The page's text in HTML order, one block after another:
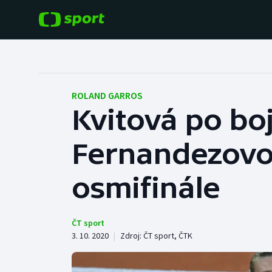
Hokej
Tenis
Baseball a softbal
Basketbal
Biatlon
ROLAND GARROS
Kvitová po
osmifinále
ČT sport
3. 10. 2020 | Zdroj: ČT sport, ČTK